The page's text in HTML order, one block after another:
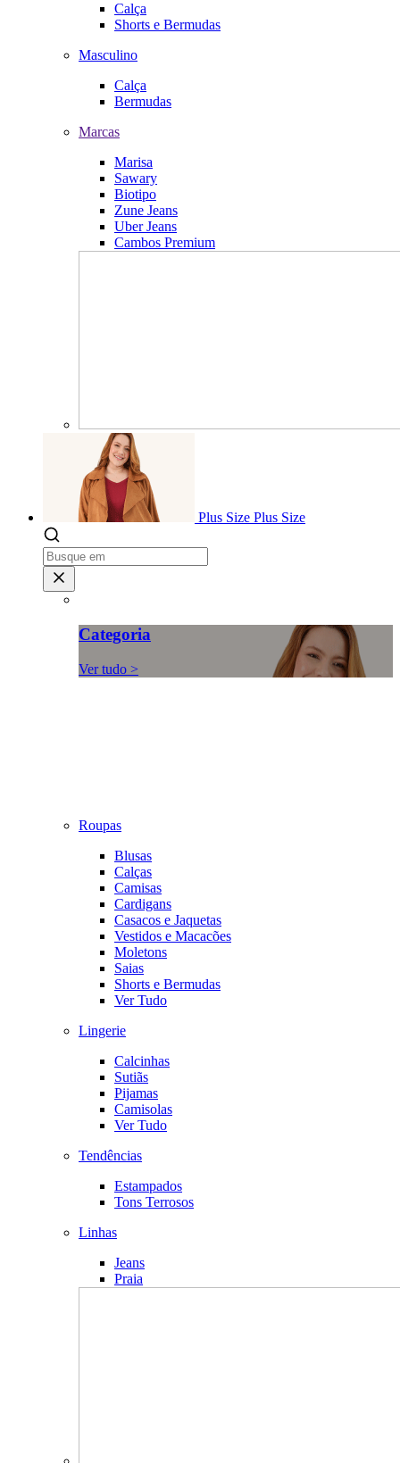
Calça
Shorts e Bermudas
Masculino
Calça
Bermudas
Marcas
Marisa
Sawary
Biotipo
Zune Jeans
Uber Jeans
Cambos Premium
Plus Size Plus Size
Categoria
Ver tudo >
Roupas
Blusas
Calças
Camisas
Cardigans
Casacos e Jaquetas
Vestidos e Macacões
Moletons
Saias
Shorts e Bermudas
Ver Tudo
Lingerie
Calcinhas
Sutiãs
Pijamas
Camisolas
Ver Tudo
Tendências
Estampados
Tons Terrosos
Linhas
Jeans
Praia